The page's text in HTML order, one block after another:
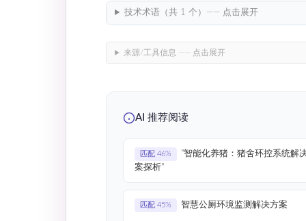
技术术语（共 1 个）—— 点击展开
来源/工具信息 —— 点击展开
AI 推荐阅读
匹配 46%
"智能化养猪：猪舍环控系统解
案探析"
匹配 45% 智慧公厕环境监测解决方案